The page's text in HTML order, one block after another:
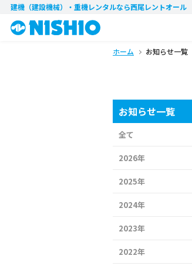
建機（建設機械）・重機レンタルなら西尾レントオール
ホーム お知らせ一覧
お知らせ一覧
全て
2026年
2025年
2024年
2023年
2022年